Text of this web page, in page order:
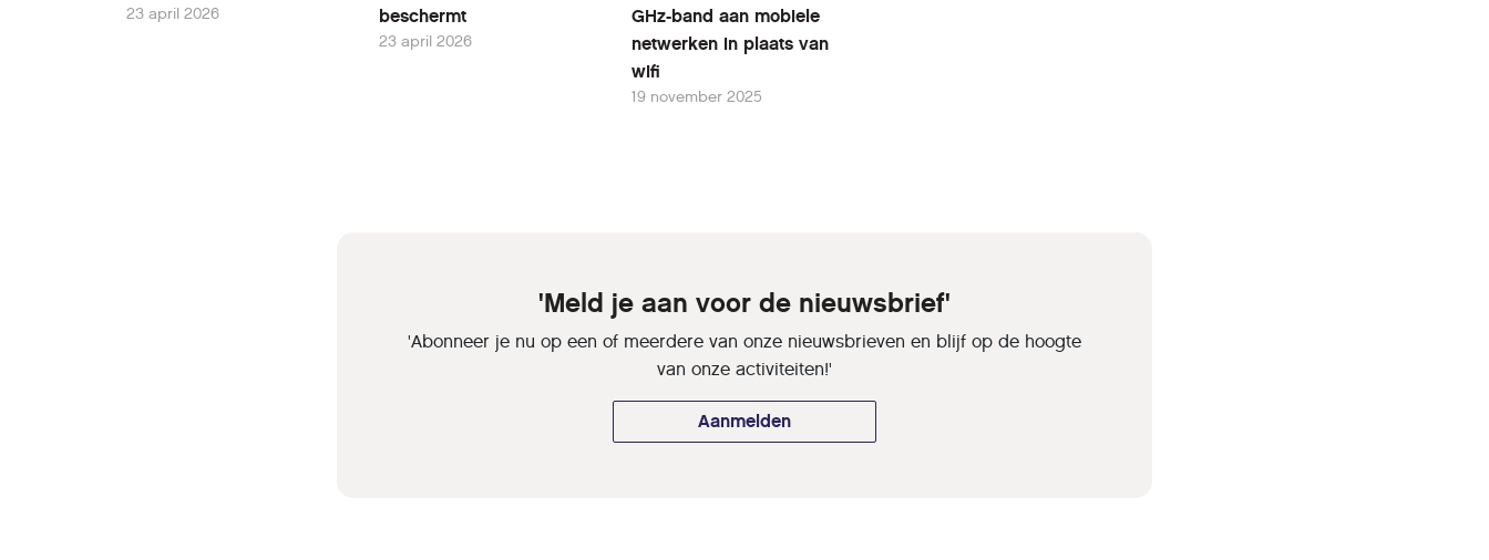
23 april 2026
beschermt
23 april 2026
GHz-band aan mobiele
netwerken in plaats van
wifi
19 november 2025
'Meld je aan voor de nieuwsbrief'
'Abonneer je nu op een of meerdere van onze nieuwsbrieven en blijf op de hoogte
van onze activiteiten!'
Aanmelden